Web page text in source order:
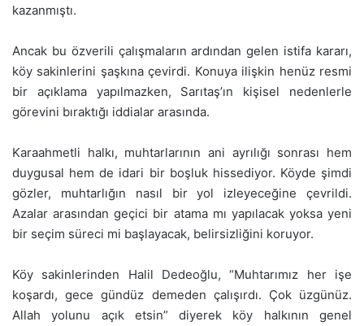
kazanmıştı.
Ancak bu özverili çalışmaların ardından gelen istifa kararı,
köy sakinlerini şaşkına çevirdi. Konuya ilişkin henüz resmi
bir açıklama yapılmazken, Sarıtaş’ın kişisel nedenlerle
görevini bıraktığı iddialar arasında.
Karaahmetli halkı, muhtarlarının ani ayrılığı sonrası hem
duygusal hem de idari bir boşluk hissediyor. Köyde şimdi
gözler, muhtarlığın nasıl bir yol izleyeceğine çevrildi.
Azalar arasından geçici bir atama mı yapılacak yoksa yeni
bir seçim süreci mi başlayacak, belirsizliğini koruyor.
Köy sakinlerinden Halil Dedeoğlu, “Muhtarımız her işe
koşardı, gece gündüz demeden çalışırdı. Çok üzgünüz.
Allah yolunu açık etsin” diyerek köy halkının genel